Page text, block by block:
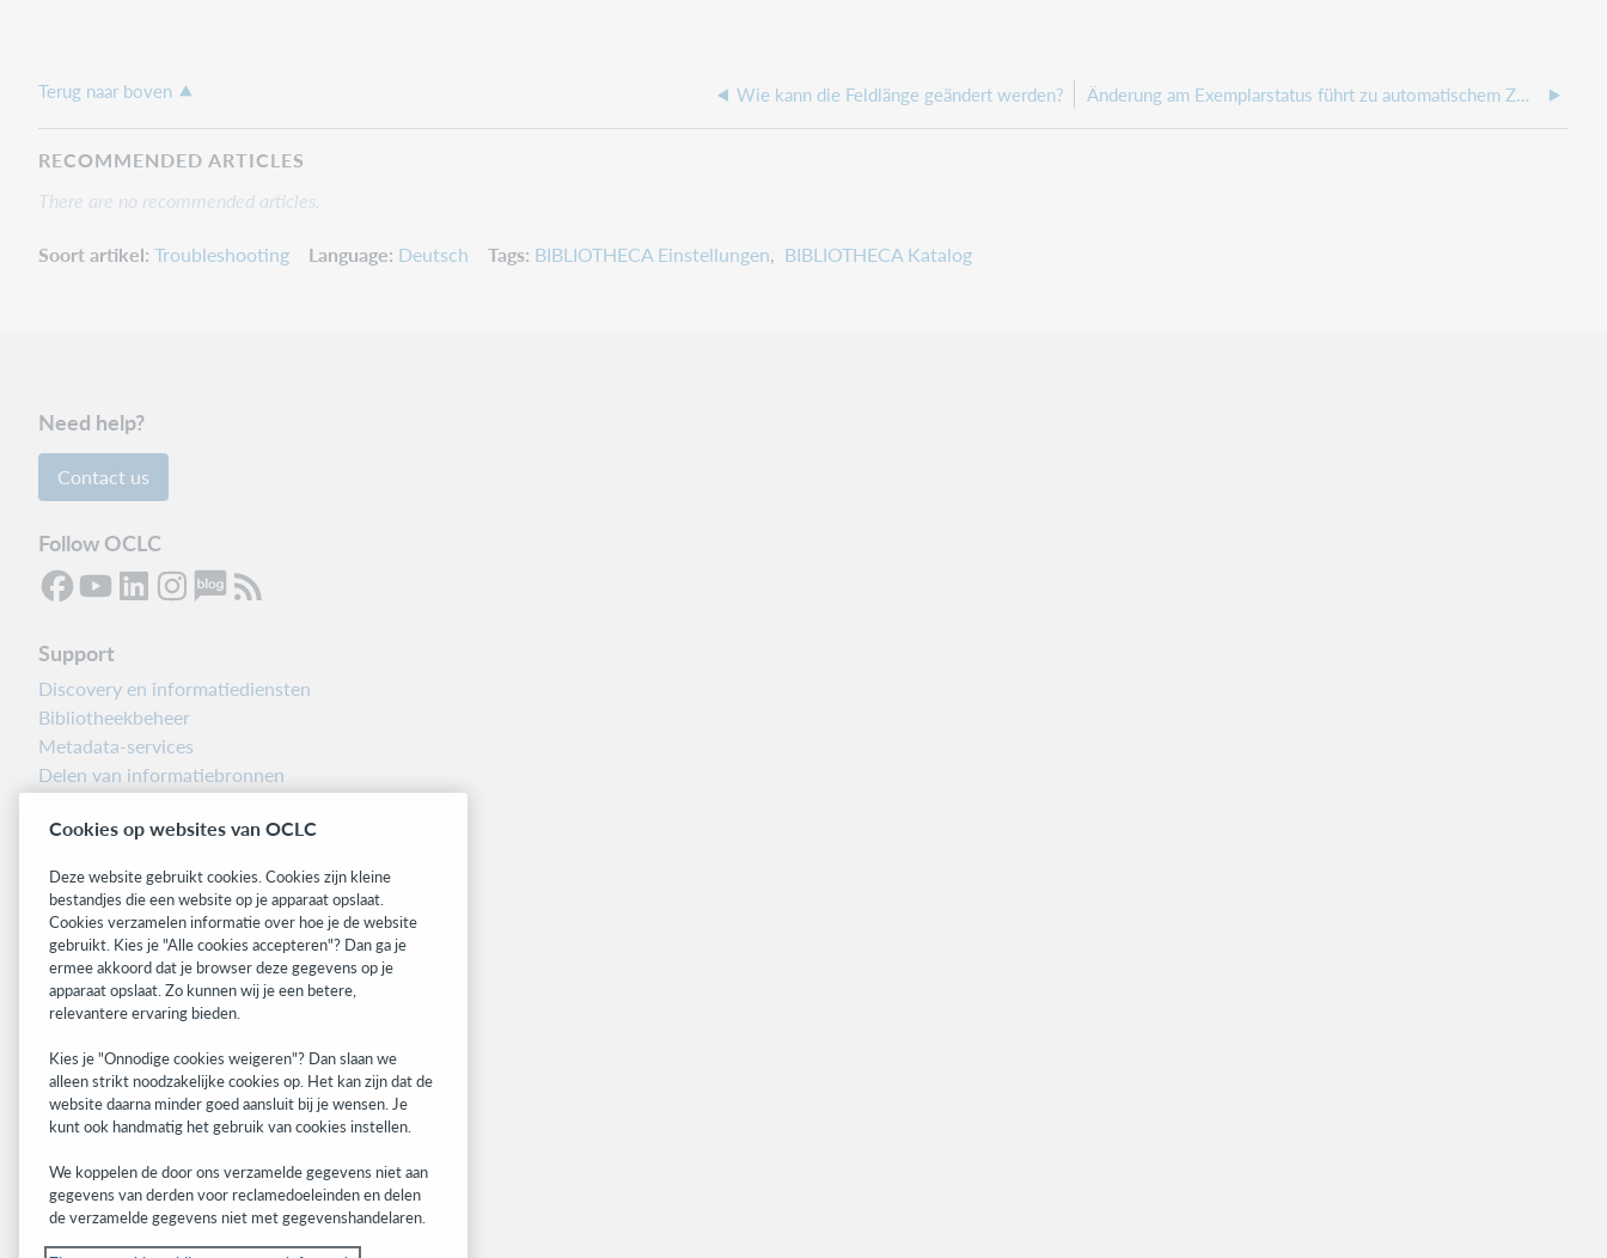
Terug naar boven Wie kann die Feldlänge geändert werden? Änderung am Exemplarstatus führt zu automatischem Zwischenspeichern in der Katalogisierung
RECOMMENDED ARTICLES
There are no recommended articles.
Soort artikel Troubleshooting Language Deutsch Tags BIBLIOTHECA Einstellungen BIBLIOTHECA Katalog
Need help?
Contact us
Follow OCLC
Support
Discovery en informatiediensten
Bibliotheekbeheer
Metadata-services
Delen van informatiebronnen
Informatie over releases
Related sites
OCLC.org
BibFormats
Community
WebJunction
Developer Network
Get the latest product updates, research,
events, and much more—right to your inbox.
Cookies op websites van OCLC
Deze website gebruikt cookies. Cookies zijn kleine
bestandjes die een website op je apparaat opslaat.
Cookies verzamelen informatie over hoe je de website
gebruikt. Kies je "Alle cookies accepteren"? Dan ga je
ermee akkoord dat je browser deze gegevens op je
apparaat opslaat. Zo kunnen wij je een betere,
relevantere ervaring bieden.
Kies je "Onnodige cookies weigeren"? Dan slaan we
alleen strikt noodzakelijke cookies op. Het kan zijn dat de
website daarna minder goed aansluit bij je wensen. Je
kunt ook handmatig het gebruik van cookies instellen.
We koppelen de door ons verzamelde gegevens niet aan
gegevens van derden voor reclamedoeleinden en delen
de verzamelde gegevens niet met gegevenshandelaren.